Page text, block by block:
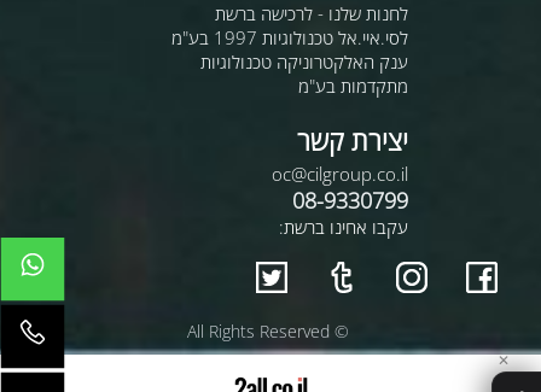
לחנות שלנו - לרכישה ברשת
לסי.איי.אל טכנולוגיות 1997 בע"מ
ענק האלקטרוניקה טכנולוגיות
מתקדמות בע"מ
יצירת קשר
oc@cilgroup.co.il
08-9330799
עקבו אחינו ברשת:
© All Rights Reserved
✕